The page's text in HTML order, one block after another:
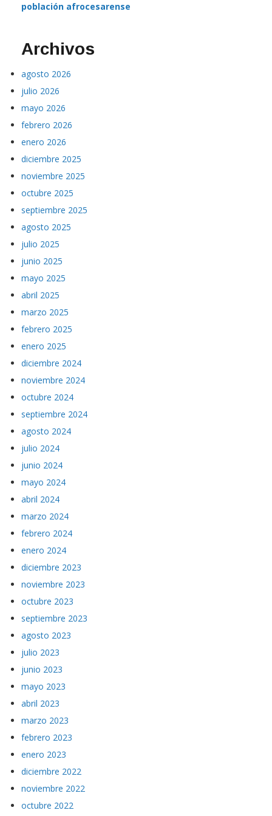
población afrocesarense
Archivos
agosto 2026
julio 2026
mayo 2026
febrero 2026
enero 2026
diciembre 2025
noviembre 2025
octubre 2025
septiembre 2025
agosto 2025
julio 2025
junio 2025
mayo 2025
abril 2025
marzo 2025
febrero 2025
enero 2025
diciembre 2024
noviembre 2024
octubre 2024
septiembre 2024
agosto 2024
julio 2024
junio 2024
mayo 2024
abril 2024
marzo 2024
febrero 2024
enero 2024
diciembre 2023
noviembre 2023
octubre 2023
septiembre 2023
agosto 2023
julio 2023
junio 2023
mayo 2023
abril 2023
marzo 2023
febrero 2023
enero 2023
diciembre 2022
noviembre 2022
octubre 2022